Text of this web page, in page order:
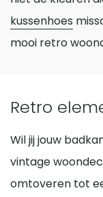
kussenhoes
mooi retro
Retro
Wil jij jouw
vintage
omtoveren tot